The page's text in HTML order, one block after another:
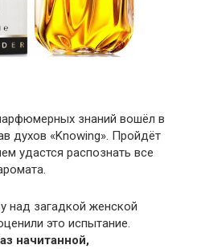
знаний вошёл в
духов «Knowing». Пройдёт
удастся распознать все
над загадкой женской
это испытание.
начитанной,